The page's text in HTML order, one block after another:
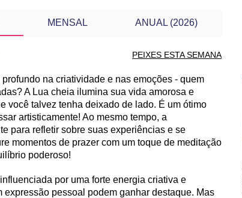
MENSAL ANUAL (2026)
PEIXES ESTA SEMANA
SEMANA
na criatividade e nas emoções - quem
A Lua cheia ilumina sua vida amorosa e
você talvez tenha deixado de lado. É um ótimo
artisticamente! Ao mesmo tempo, a
para refletir sobre suas experiências e se
momentos de prazer com um toque de meditação
poderoso!
por uma forte energia criativa e
pessoal podem ganhar destaque. Mas